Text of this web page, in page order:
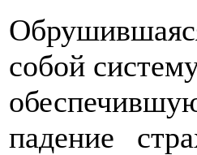
собой
падение